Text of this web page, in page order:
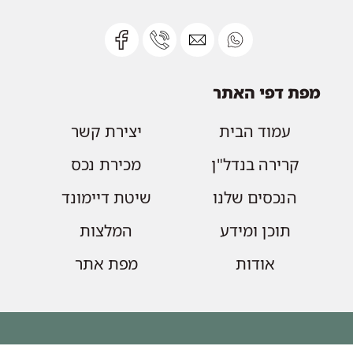
מפת דפי האתר
עמוד הבית
יצירת קשר
קרירה בנדל"ן
מכירת נכס
הנכסים שלנו
שיטת דיימונד
תוכן ומידע
המלצות
אודות
מפת אתר